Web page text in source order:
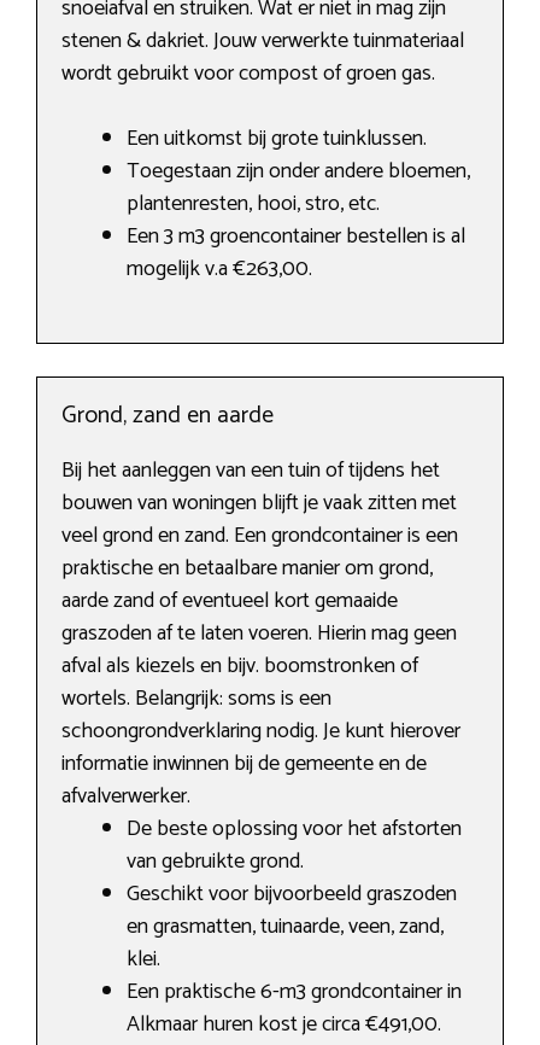
snoeiafval en struiken. Wat er niet in mag zijn
stenen & dakriet. Jouw verwerkte tuinmateriaal
wordt gebruikt voor compost of groen gas.
Een uitkomst bij grote tuinklussen.
Toegestaan zijn onder andere bloemen,
plantenresten, hooi, stro, etc.
Een 3 m3 groencontainer bestellen is al
mogelijk v.a €263,00.
Grond, zand en aarde
Bij het aanleggen van een tuin of tijdens het
bouwen van woningen blijft je vaak zitten met
veel grond en zand. Een grondcontainer is een
praktische en betaalbare manier om grond,
aarde zand of eventueel kort gemaaide
graszoden af te laten voeren. Hierin mag geen
afval als kiezels en bijv. boomstronken of
wortels. Belangrijk: soms is een
schoongrondverklaring nodig. Je kunt hierover
informatie inwinnen bij de gemeente en de
afvalverwerker.
De beste oplossing voor het afstorten
van gebruikte grond.
Geschikt voor bijvoorbeeld graszoden
en grasmatten, tuinaarde, veen, zand,
klei.
Een praktische 6-m3 grondcontainer in
Alkmaar huren kost je circa €491,00.